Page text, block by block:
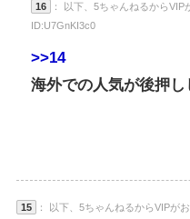
16
： 以下、5ちゃんねるから
ID:U7GnKI3c0
>>14
海外での人気が後押し
15
： 以下、5ちゃんねるからVIPが